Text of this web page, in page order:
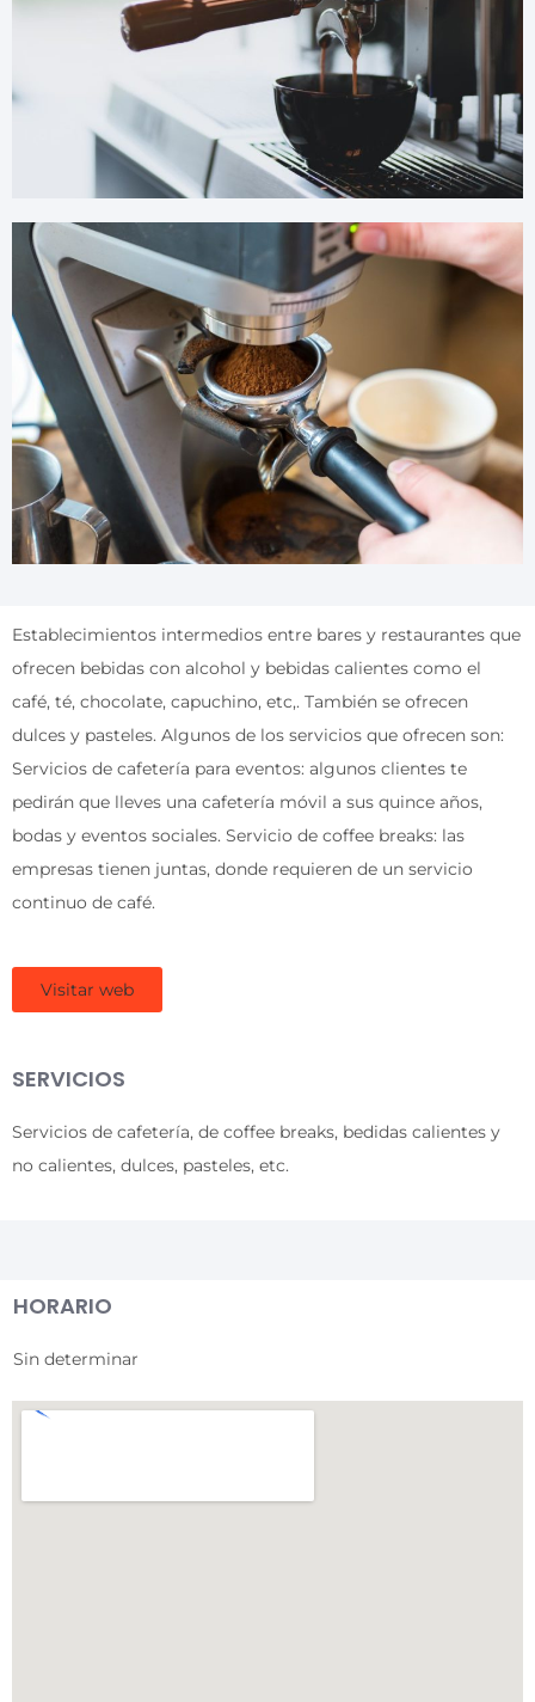
Establecimientos intermedios entre bares y restaurantes que
ofrecen bebidas con alcohol y bebidas calientes como el
café, té, chocolate, capuchino, etc,. También se ofrecen
dulces y pasteles. Algunos de los servicios que ofrecen son:
Servicios de cafetería para eventos: algunos clientes te
pedirán que lleves una cafetería móvil a sus quince años,
bodas y eventos sociales. Servicio de coffee breaks: las
empresas tienen juntas, donde requieren de un servicio
continuo de café.
Visitar web
SERVICIOS
Servicios de cafetería, de coffee breaks, bedidas calientes y
no calientes, dulces, pasteles, etc.
HORARIO
Sin determinar